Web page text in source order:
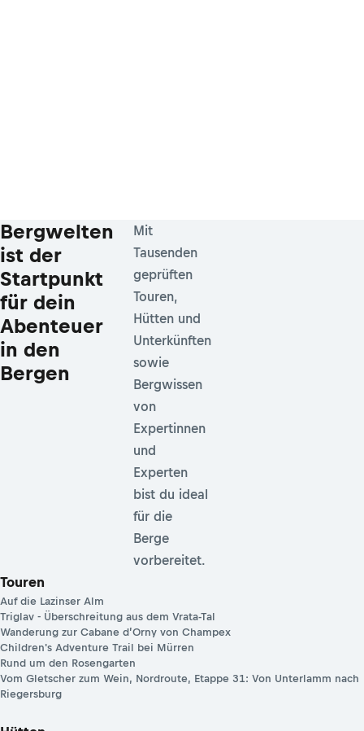
Bergwelten
ist der
Startpunkt
für dein
Abenteuer
in den
Bergen
Mit
Tausenden
geprüften
Touren,
Hütten und
Unterkünften
sowie
Bergwissen
von
Expertinnen
und
Experten
bist du ideal
für die
Berge
vorbereitet.
Touren
Auf die Lazinser Alm
Triglav - Überschreitung aus dem Vrata-Tal
Wanderung zur Cabane d’Orny von Champex
Children's Adventure Trail bei Mürren
Rund um den Rosengarten
Vom Gletscher zum Wein, Nordroute, Etappe 31: Von Unterlamm nach
Riegersburg